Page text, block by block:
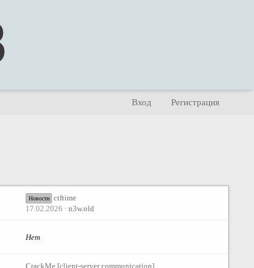
Вход Регистрация
Новости
ctftime
17.02.2026
n3w.old
Нет
CrackMe [client-server communication]